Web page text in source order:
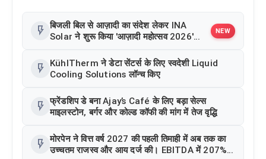
flash_on बिजली बिल से आज़ादी का संदेश लेकर INA
Solar ने शुरू किया 'आज़ादी महोत्सव 2026'
NEW
flash_on KühlTherm ने डेटा सेंटर्स के लिए स्वदेशी Liquid
Cooling Solutions लॉन्च किए
flash_on फ्रेंडशिप डे बना Ajay’s Café के लिए बड़ा सेल्स
माइलस्टोन, बर्गर और कोल्ड कॉफी की मांग में तेज वृद्धि
flash_on मोरपेन ने वित्त वर्ष 2027 की पहली तिमाही में अब तक का
उच्चतम राजस्व और आय दर्ज की। EBITDA में 207%